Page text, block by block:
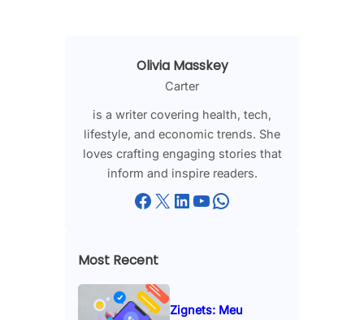
Olivia Masskey
Carter
is a writer covering health, tech,
lifestyle, and economic trends. She
loves crafting engaging stories that
inform and inspire readers.
Facebook X LinkedIn YouTube WhatsApp
Most Recent
Zignets: Meu